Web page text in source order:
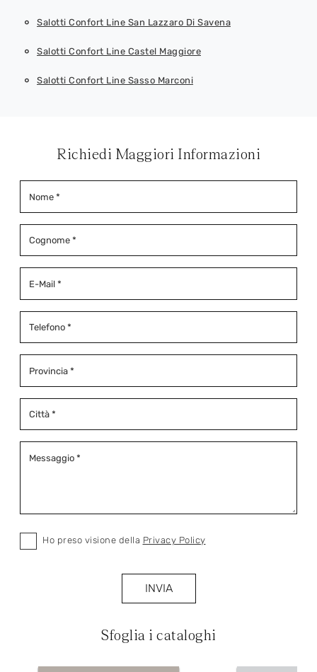
Salotti Confort Line San Lazzaro Di Savena
Salotti Confort Line Castel Maggiore
Salotti Confort Line Sasso Marconi
Sfoglia i cataloghi
Richiedi Maggiori Informazioni
Ho preso visione della Privacy Policy
INVIA